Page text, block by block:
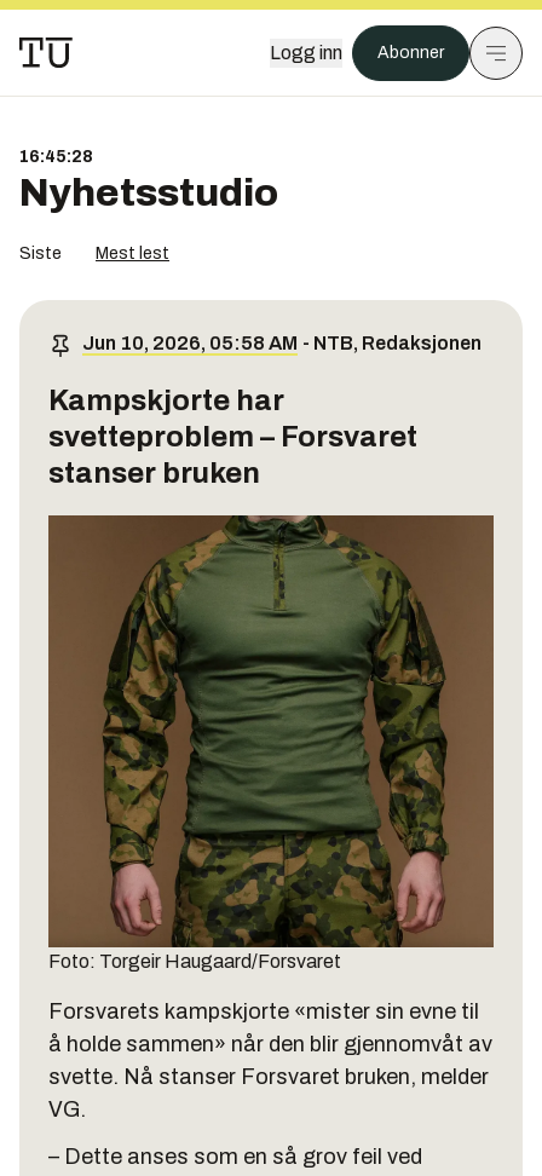
Logg inn Abonner
16:45:29
Nyhetsstudio
Siste Mest lest
Jun 10, 2026, 05:58 AM - NTB, Redaksjonen
Kampskjorte har
svetteproblem – Forsvaret
stanser bruken
Foto: Torgeir Haugaard/Forsvaret
Forsvarets kampskjorte «mister sin evne til
å holde sammen» når den blir gjennomvåt av
svette. Nå stanser Forsvaret bruken, melder
VG.
– Dette anses som en så grov feil ved